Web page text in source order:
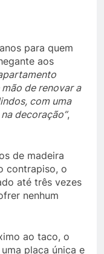
para quem
aos
de renovar a
com uma
decoração”,
de madeira
contrapiso, o
até três vezes
nenhum
ao taco, o
placa única e